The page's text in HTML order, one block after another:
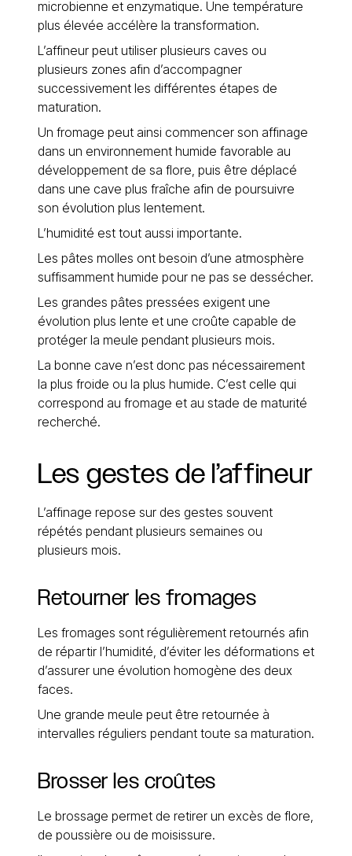
microbienne et enzymatique. Une température
plus élevée accélère la transformation.
L’affineur peut utiliser plusieurs caves ou
plusieurs zones afin d’accompagner
successivement les différentes étapes de
maturation.
Un fromage peut ainsi commencer son affinage
dans un environnement humide favorable au
développement de sa flore, puis être déplacé
dans une cave plus fraîche afin de poursuivre
son évolution plus lentement.
L’humidité est tout aussi importante.
Les pâtes molles ont besoin d’une atmosphère
suffisamment humide pour ne pas se dessécher.
Les grandes pâtes pressées exigent une
évolution plus lente et une croûte capable de
protéger la meule pendant plusieurs mois.
La bonne cave n’est donc pas nécessairement
la plus froide ou la plus humide. C’est celle qui
correspond au fromage et au stade de maturité
recherché.
Les gestesde l’affineur
L’affinage repose sur des gestes souvent
répétés pendant plusieurs semaines ou
plusieurs mois.
Retourner les fromages
Les fromages sont régulièrement retournés afin
de répartir l’humidité, d’éviter les déformations et
d’assurer une évolution homogène des deux
faces.
Une grande meule peut être retournée à
intervalles réguliers pendant toute sa maturation.
Brosser les croûtes
Le brossage permet de retirer un excès de flore,
de poussière ou de moisissure.